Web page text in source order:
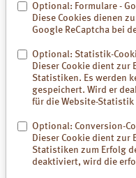
Die Luvos-Heilerde
Bedarf,zweimal wöchentlich
Entzündungen, befreit, sie
durchblutet, und der
Luvos-Heilerde bewahrt die
schützende Wirkung, wie
(1) Anwenderstudien im
akkreditiertes Institut GBA
Optional: Formulare -
Diese Cookies dienen
Google ReCaptcha bei
Optional: Statistik-
Dieser Cookie dient
Statistiken. Es werden
gespeichert. Wird er
für die Website-
Optional: Conversion-
Dieser Cookie dient
Statistiken zum Erfolg
deaktiviert, wird die